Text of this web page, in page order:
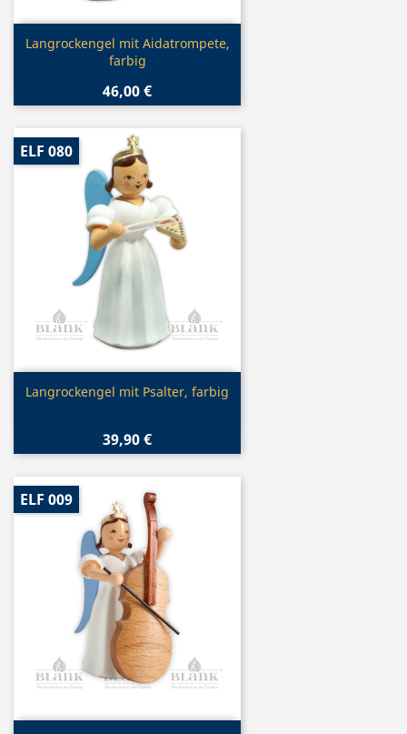
Vorschau
Langrockengel mit Aidatrompete,
farbig
46,00 €
Vorschau
Langrockengel mit Psalter, farbig
39,90 €
ELF 080
ELF 009